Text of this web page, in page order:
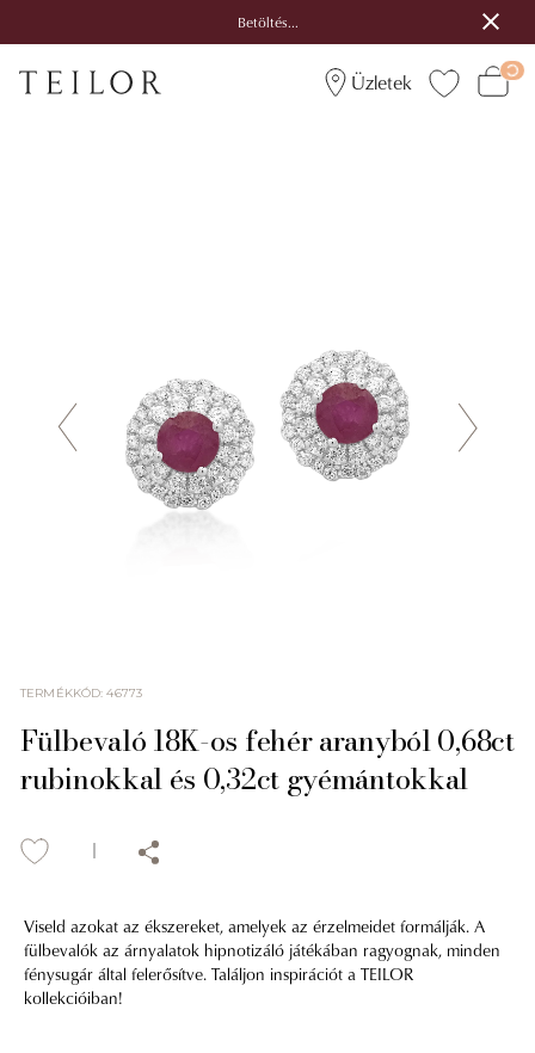
Betöltés...
Üzletek
TERMÉKKÓD:46773
Fülbevaló 18K-os fehér aranyból 0,68ct
rubinokkal és 0,32ct gyémántokkal
Viseld azokat az ékszereket, amelyek az érzelmeidet formálják. A
fülbevalók az árnyalatok hipnotizáló játékában ragyognak, minden
fénysugár által felerősítve. Találjon inspirációt a TEILOR
kollekcióiban!